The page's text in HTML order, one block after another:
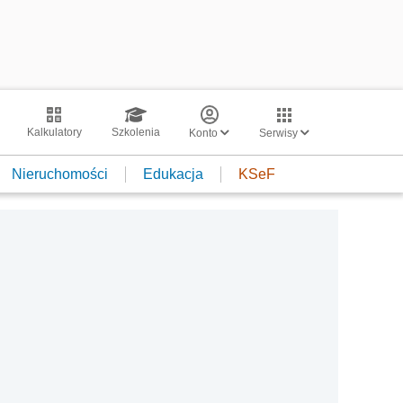
Kalkulatory Szkolenia Konto Serwisy
Nieruchomości Edukacja KSeF